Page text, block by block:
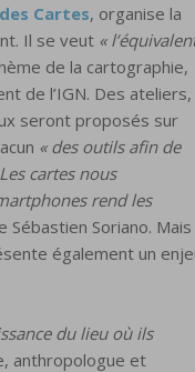
Cartes, organise la
Il se veut «
de la cartographie,
de l’IGN. Des ateliers,
seront proposés sur
« des outils afin de
cartes nous
rend les
Sébastien Soriano. Mais
également un
du lieu où ils
anthropologue et